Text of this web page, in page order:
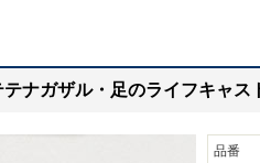
ナガザル・足のライフキャス
品番